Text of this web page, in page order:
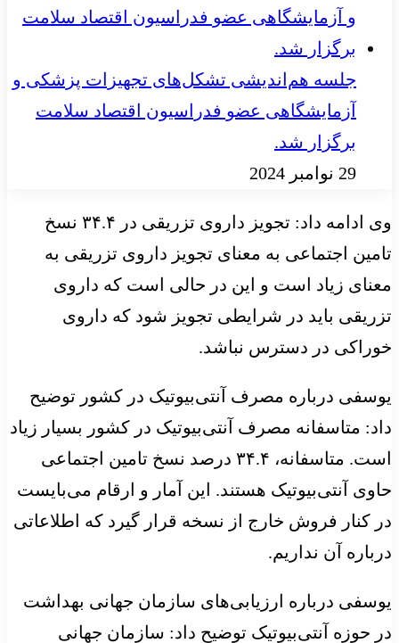
جلسه هم‌اندیشی تشکل‌های تجهیزات پزشکی و
آزمایشگاهی عضو فدراسیون اقتصاد سلامت
برگزار شد.
29 نوامبر 2024
وی ادامه داد: تجویز داروی تزریقی در ۳۴.۴ نسخ
تامین اجتماعی به معنای تجویز داروی تزریقی به
معنای زیاد است و این در حالی است که داروی
تزریقی باید در شرایطی تجویز شود که داروی
خوراکی در دسترس نباشد.
یوسفی درباره مصرف آنتی‌بیوتیک در کشور توضیح
داد: متاسفانه مصرف آنتی‌بیوتیک در کشور بسیار زیاد
است. متاسفانه، ۳۴.۴ درصد نسخ تامین اجتماعی
حاوی آنتی‌بیوتیک هستند. این آمار و ارقام می‌بایست
در کنار فروش خارج از نسخه قرار گیرد که اطلاعاتی
درباره آن نداریم.
یوسفی درباره ارزیابی‌های سازمان جهانی بهداشت
در حوزه آنتی‌بیوتیک توضیح داد: سازمان جهانی